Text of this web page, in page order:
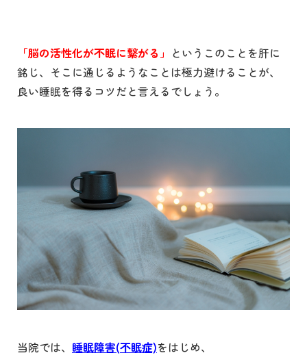
「脳の活性化が不眠に繋がる」 というこのことを肝に
銘じ、そこに通じるようなことは極力避けることが、
良い睡眠を得るコツだと言えるでしょう。
当院では、 睡眠障害(不眠症)をはじめ、